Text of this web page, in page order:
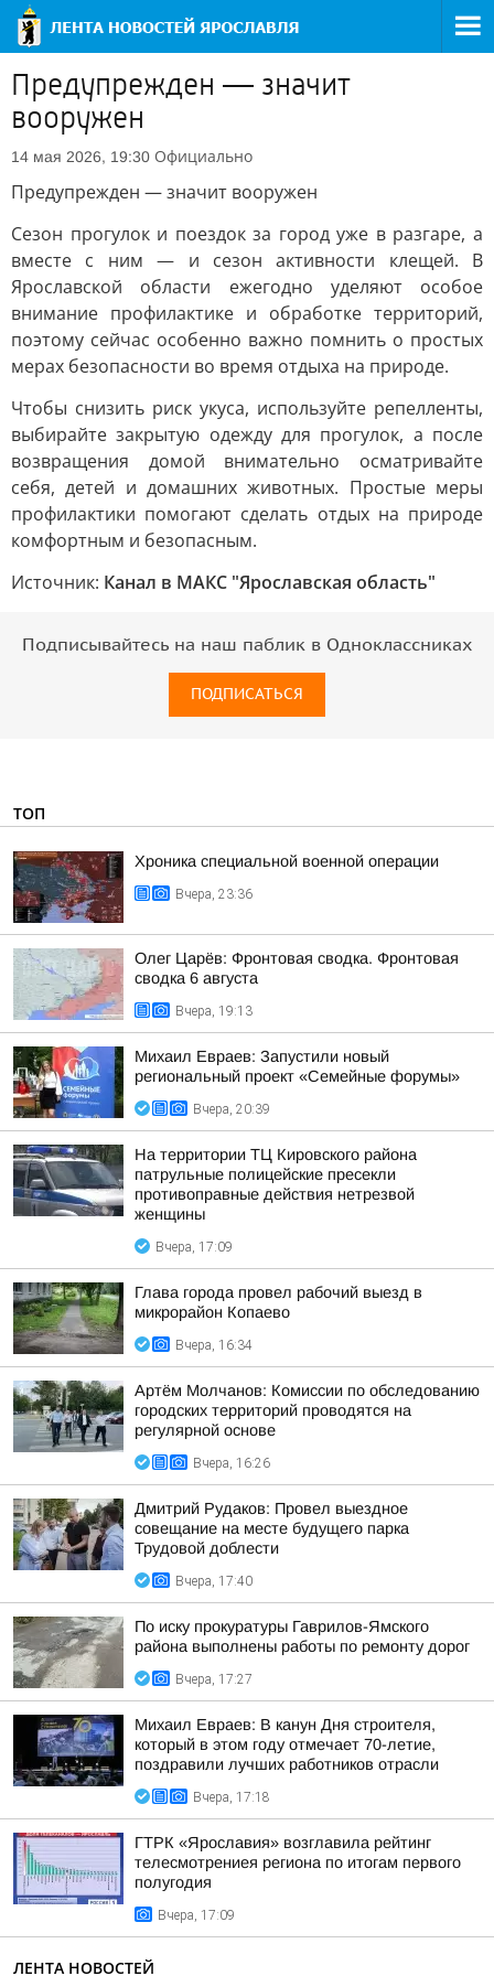
Предупрежден — значит
вооружен
14 мая 2026, 19:30 Официально
Предупрежден — значит вооружен
Сезон прогулок и поездок за город уже в разгаре, а
вместе с ним — и сезон активности клещей. В
Ярославской области ежегодно уделяют особое
внимание профилактике и обработке территорий,
поэтому сейчас особенно важно помнить о простых
мерах безопасности во время отдыха на природе.
Чтобы снизить риск укуса, используйте репелленты,
выбирайте закрытую одежду для прогулок, а после
возвращения домой внимательно осматривайте
себя, детей и домашних животных. Простые меры
профилактики помогают сделать отдых на природе
комфортным и безопасным.
Источник: Канал в МАКС "Ярославская область"
Подписывайтесь на наш паблик в Одноклассниках
ПОДПИСАТЬСЯ
ТОП
Хроника специальной военной операции
Вчера, 23:36
Олег Царёв: Фронтовая сводка. Фронтовая
сводка 6 августа
Вчера, 19:13
Михаил Евраев: Запустили новый
региональный проект «Семейные форумы»
Вчера, 20:39
На территории ТЦ Кировского района
патрульные полицейские пресекли
противоправные действия нетрезвой
женщины
Вчера, 17:09
Глава города провел рабочий выезд в
микрорайон Копаево
Вчера, 16:34
Артём Молчанов: Комиссии по обследованию
городских территорий проводятся на
регулярной основе
Вчера, 16:26
Дмитрий Рудаков: Провел выездное
совещание на месте будущего парка
Трудовой доблести
Вчера, 17:40
По иску прокуратуры Гаврилов-Ямского
района выполнены работы по ремонту дорог
Вчера, 17:27
Михаил Евраев: В канун Дня строителя,
который в этом году отмечает 70-летие,
поздравили лучших работников отрасли
Вчера, 17:18
ГТРК «Ярославия» возглавила рейтинг
телесмотрениея региона по итогам первого
полугодия
Вчера, 17:09
ЛЕНТА НОВОСТЕЙ